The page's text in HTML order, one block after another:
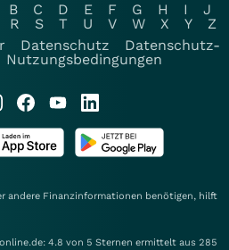
B C D E F G H I
J
R S T U V W X Y
Z
Datenschutz
Datenschutz-
Nutzungsbedingungen
andere Finanzinformationen benötigen, hilft
4.8 von 5 Sternen ermittelt aus 285